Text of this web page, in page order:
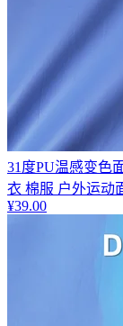
31度PU温感变色
衣 棉服 户外运动
¥39.00